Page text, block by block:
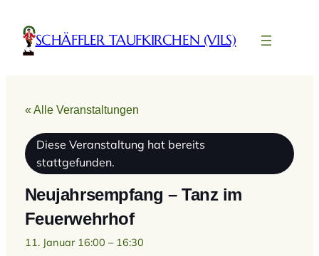
SCHÄFFLER TAUFKIRCHEN (VILS)
« Alle Veranstaltungen
Diese Veranstaltung hat bereits
stattgefunden.
Neujahrsempfang – Tanz im
Feuerwehrhof
11. Januar 16:00 – 16:30